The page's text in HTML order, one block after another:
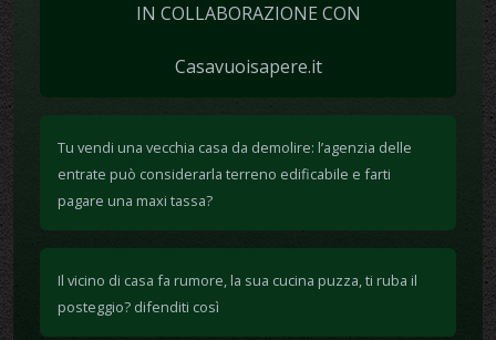
IN COLLABORAZIONE CON
Casavuoisapere.it
Tu vendi una vecchia casa da demolire: l’agenzia delle
entrate può considerarla terreno edificabile e farti
pagare una maxi tassa?
Il vicino di casa fa rumore, la sua cucina puzza, ti ruba il
posteggio? difenditi così